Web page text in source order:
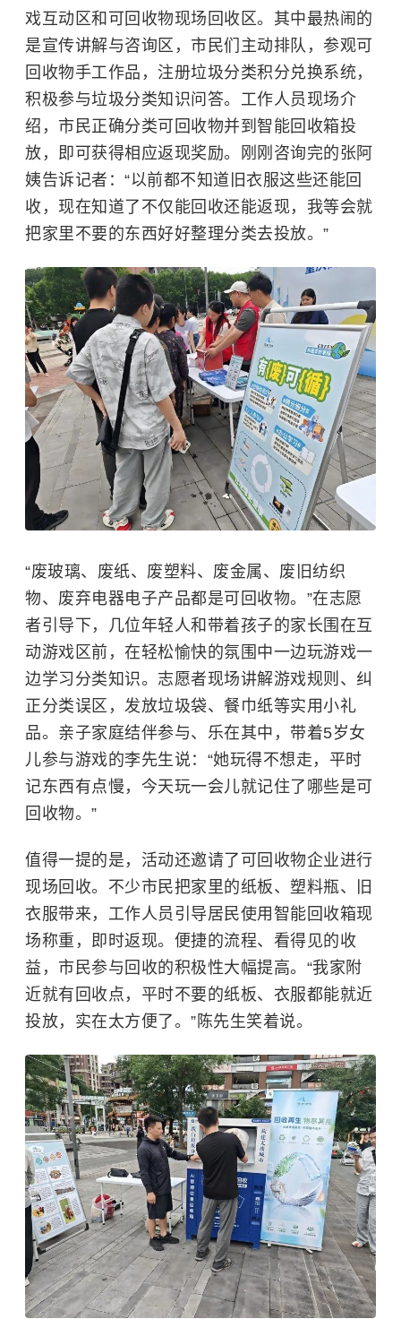
戏互动区和可回收物现场回收区。其中最热闹的
是宣传讲解与咨询区，市民们主动排队，参观可
回收物手工作品，注册垃圾分类积分兑换系统，
积极参与垃圾分类知识问答。工作人员现场介
绍，市民正确分类可回收物并到智能回收箱投
放，即可获得相应返现奖励。刚刚咨询完的张阿
姨告诉记者：“以前都不知道旧衣服这些还能回
收，现在知道了不仅能回收还能返现，我等会就
把家里不要的东西好好整理分类去投放。”
“废玻璃、废纸、废塑料、废金属、废旧纺织
物、废弃电器电子产品都是可回收物。”在志愿
者引导下，几位年轻人和带着孩子的家长围在互
动游戏区前，在轻松愉快的氛围中一边玩游戏一
边学习分类知识。志愿者现场讲解游戏规则、纠
正分类误区，发放垃圾袋、餐巾纸等实用小礼
品。亲子家庭结伴参与、乐在其中，带着5岁女
儿参与游戏的李先生说：“她玩得不想走，平时
记东西有点慢，今天玩一会儿就记住了哪些是可
回收物。”
值得一提的是，活动还邀请了可回收物企业进行
现场回收。不少市民把家里的纸板、塑料瓶、旧
衣服带来，工作人员引导居民使用智能回收箱现
场称重，即时返现。便捷的流程、看得见的收
益，市民参与回收的积极性大幅提高。“我家附
近就有回收点，平时不要的纸板、衣服都能就近
投放，实在太方便了。”陈先生笑着说。